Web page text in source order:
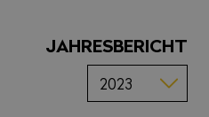
JAHRESBERICHT